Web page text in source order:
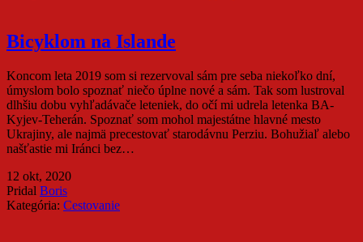
Bicyklom na Islande
Koncom leta 2019 som si rezervoval sám pre seba niekoľko dní,
úmyslom bolo spoznať niečo úplne nové a sám. Tak som lustroval
dlhšiu dobu vyhľadávače leteniek, do očí mi udrela letenka BA-
Kyjev-Teherán. Spoznať som mohol majestátne hlavné mesto
Ukrajiny, ale najmä precestovať starodávnu Perziu. Bohužiaľ alebo
našťastie mi Iránci bez…
12 okt, 2020
Pridal Boris
Kategória: Cestovanie